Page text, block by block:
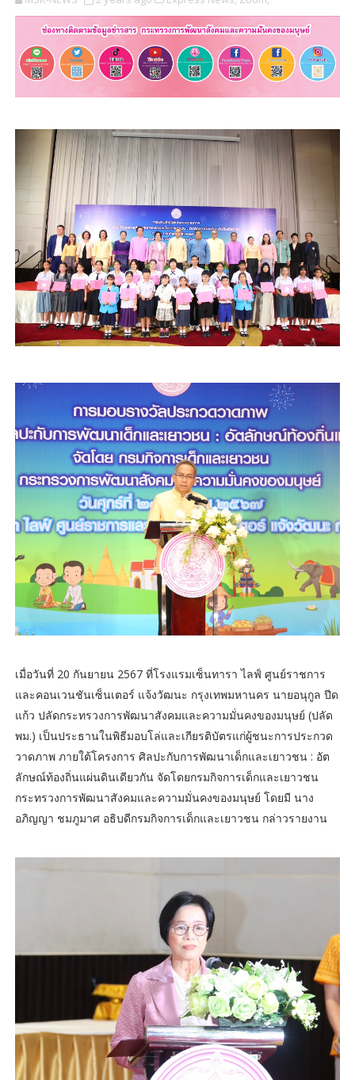
เมื่อวันที่ 20 กันยายน 2567 ที่โรงแรมเซ็นทารา ไลฟ์ ศูนย์ราชการ
และคอนเวนชันเซ็นเตอร์ แจ้งวัฒนะ กรุงเทพมหานคร นายอนุกูล ปีด
แก้ว ปลัดกระทรวงการพัฒนาสังคมและความมั่นคงของมนุษย์ (ปลัด
พม.) เป็นประธานในพิธีมอบโล่และเกียรติบัตรแก่ผู้ชนะการประกวด
วาดภาพ ภายใต้โครงการ ศิลปะกับการพัฒนาเด็กและเยาวชน : อัต
ลักษณ์ท้องถิ่นแผ่นดินเดียวกัน จัดโดยกรมกิจการเด็กและเยาวชน
กระทรวงการพัฒนาสังคมและความมั่นคงของมนุษย์ โดยมี นาง
อภิญญา ชมภูมาศ อธิบดีกรมกิจการเด็กและเยาวชน กล่าวรายงาน